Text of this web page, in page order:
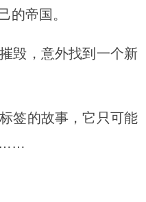
的帝国。
毁，意外找到一个新
签的故事，它只可能
……